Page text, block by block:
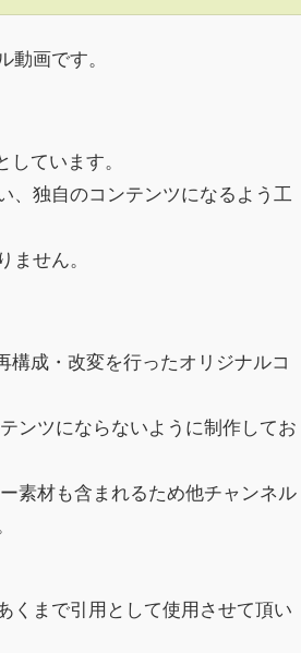
動画です。
ています。
、独自のコンテンツになるよう工
ません。
構成・改変を行ったオリジナルコ
ンツにならないように制作してお
素材も含まれるため他チャンネル
くまで引用として使用させて頂い